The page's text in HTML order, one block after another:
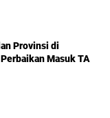
Provinsi di
Masuk TA